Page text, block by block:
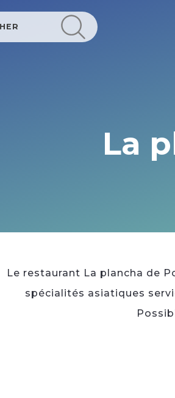
La
Le restaurant La plancha de
spécialités asiatiques